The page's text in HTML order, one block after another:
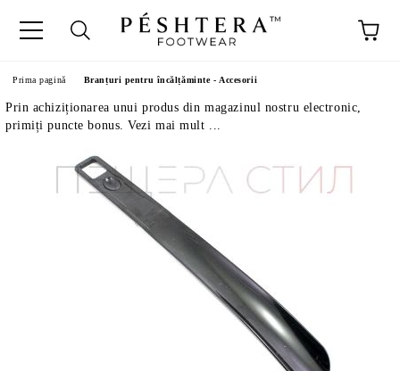
Prima pagină Branțuri pentru încălțăminte - Accesorii
Prin achiziționarea unui produs din magazinul nostru electronic,
primiți puncte bonus. Vezi mai mult ...